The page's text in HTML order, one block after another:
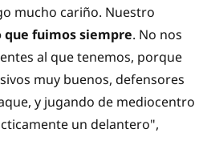
mucho cariño. Nuestro
que fuimos siempre. No nos
al que tenemos, porque
muy buenos, defensores
y jugando de mediocentro
un delantero",